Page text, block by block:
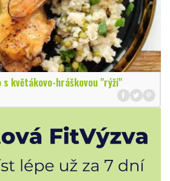
květákovo-hráškovou "rýží"